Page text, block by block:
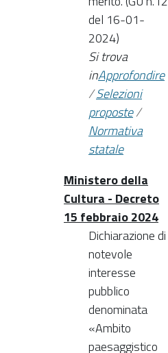
del 16-01-
2024)
Si trova
inApprofondire
/Selezioni
proposte/
Normativa
statale
Ministero della
Cultura - Decreto
15 febbraio 2024
Dichiarazione di
notevole
interesse
pubblico
denominata
«Ambito
paesaggistico